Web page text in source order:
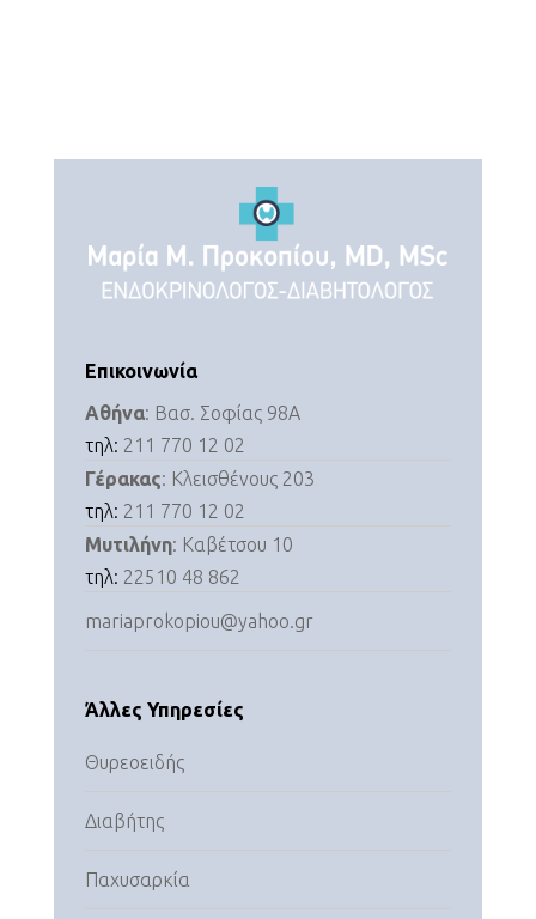
Επικοινωνία
Αθήνα: Βασ. Σοφίας 98Α
τηλ: 211 770 12 02
Γέρακας: Κλεισθένους 203
τηλ: 211 770 12 02
Μυτιλήνη: Καβέτσου 10
τηλ: 22510 48 862
mariaprokopiou@yahoo.gr
Άλλες Υπηρεσίες
Θυρεοειδής
Διαβήτης
Παχυσαρκία